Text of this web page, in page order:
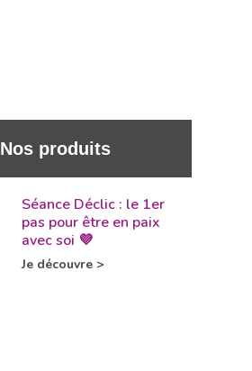
Nos produits
Séance Déclic : le 1er
pas pour être en paix
avec soi 💜
Je découvre >